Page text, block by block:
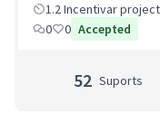
1.2 Incentivar
0
0 Accepted
52 Suports